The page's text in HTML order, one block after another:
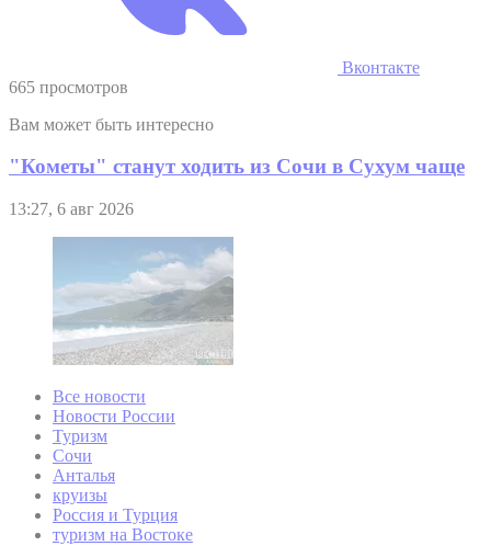
Вконтакте
665 просмотров
Вам может быть интересно
"Кометы" станут ходить из Сочи в Сухум чаще
13:27, 6 авг 2026
Все новости
Новости России
Туризм
Сочи
Анталья
круизы
Россия и Турция
туризм на Востоке